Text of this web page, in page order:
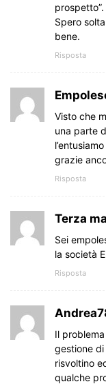
prospetto”.
Spero
bene.
Risposta
Visto che
una parte
grazie
Risposta
Terza
Sei
la società
Risposta
Il
gestione
risvoltino
qualche